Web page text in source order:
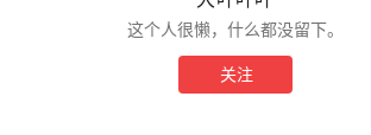
这个人很懒，什么都没留下。
关注